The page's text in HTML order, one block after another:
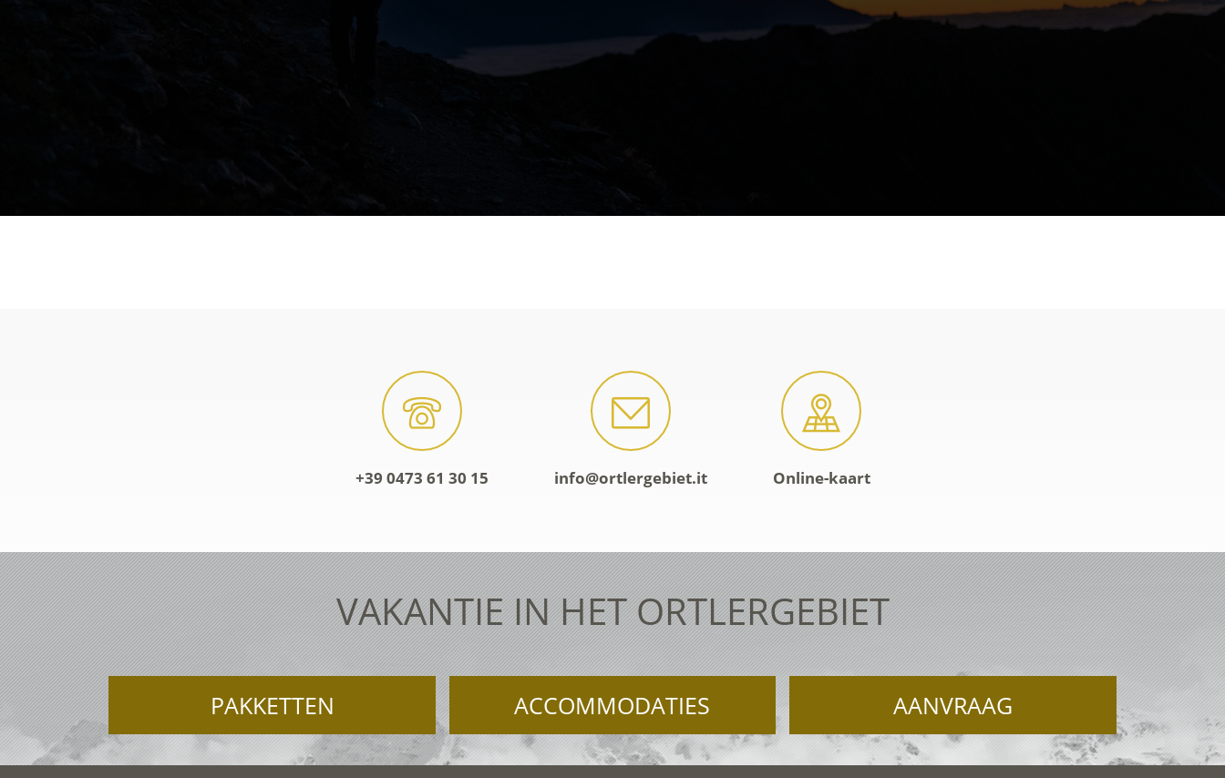
+39 0473 61 30 15 info@ortlergebiet.it Online-kaart
VAKANTIE IN HET ORTLERGEBIET
PAKKETTEN ACCOMMODATIES AANVRAAG